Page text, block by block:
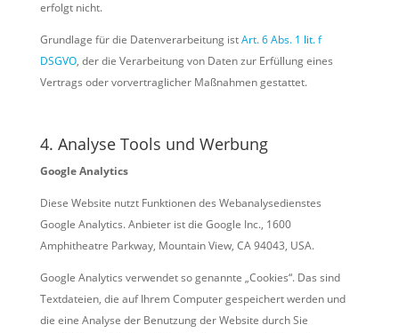
erfolgt nicht.
Grundlage für die Datenverarbeitung istArt. 6 Abs. 1 lit. f
DSGVO, der die Verarbeitung von Daten zur Erfüllung eines
Vertrags oder vorvertraglicher Maßnahmen gestattet.
4. Analyse Tools und Werbung
Google Analytics
Diese Website nutzt Funktionen des Webanalysedienstes
Google Analytics. Anbieter ist die Google Inc., 1600
Amphitheatre Parkway, Mountain View, CA 94043, USA.
Google Analytics verwendet so genannte „Cookies“. Das sind
Textdateien, die auf Ihrem Computer gespeichert werden und
die eine Analyse der Benutzung der Website durch Sie